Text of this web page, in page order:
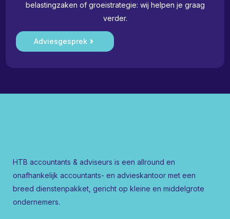
belastingzaken of groeistrategie: wij helpen je graag
verder.
Adviesgesprek
HTB accountants & adviseurs is een allround en
onafhankelijk accountants- en advieskantoor met een
breed dienstenpakket, gericht op kleine en middelgrote
ondernemers.